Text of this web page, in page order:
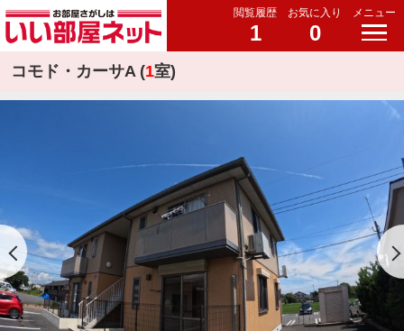
閲覧履歴
1
お気に入り
0
メニュー
コモド・カーサA (1室)